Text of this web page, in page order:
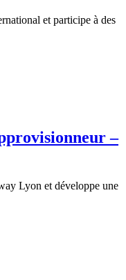
et participe à des
–
Lyon et développe une